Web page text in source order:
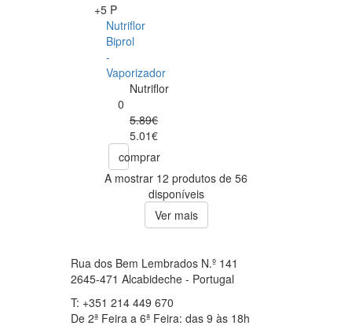
+5 P
Nutriflor
Biprol
-
Vaporizador
Nutriflor
0
5.89€
5.01€
comprar
A mostrar 12 produtos de 56
disponíveis
Ver mais
Rua dos Bem Lembrados N.º 141
2645-471 Alcabideche - Portugal
T: +351 214 449 670
De 2ª Feira a 6ª Feira: das 9 às 18h